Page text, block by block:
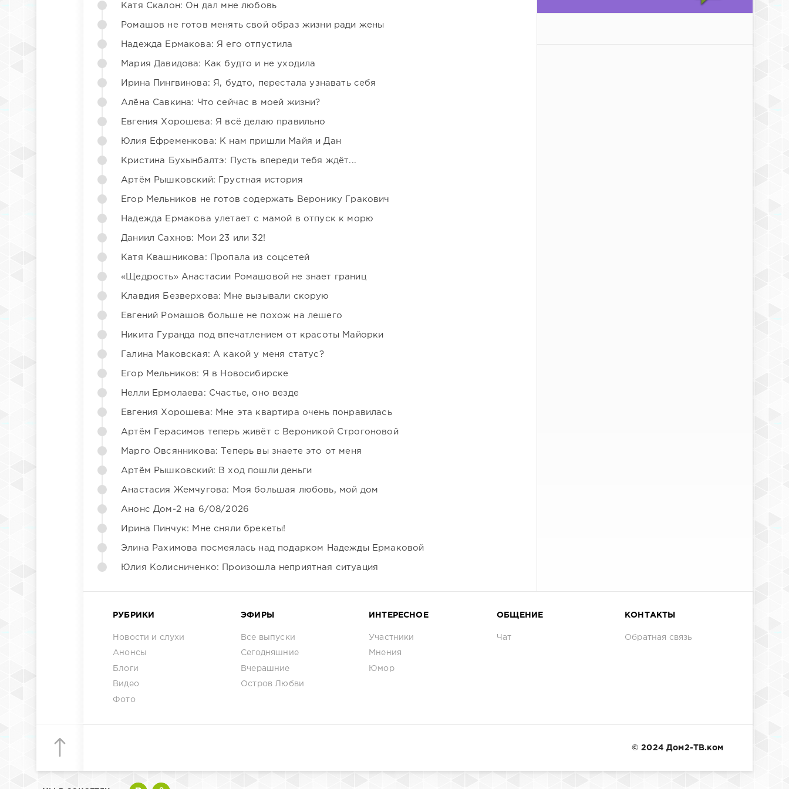
Катя Скалон: Он дал мне любовь
Ромашов не готов менять свой образ жизни ради жены
Надежда Ермакова: Я его отпустила
Мария Давидова: Как будто и не уходила
Ирина Пингвинова: Я, будто, перестала узнавать себя
Алёна Савкина: Что сейчас в моей жизни?
Евгения Хорошева: Я всё делаю правильно
Юлия Ефременкова: К нам пришли Майя и Дан
Кристина Бухынбалтэ: Пусть впереди тебя ждёт...
Артём Рышковский: Грустная история
Егор Мельников не готов содержать Веронику Гракович
Надежда Ермакова улетает с мамой в отпуск к морю
Даниил Сахнов: Мои 23 или 32!
Катя Квашникова: Пропала из соцсетей
«Щедрость» Анастасии Ромашовой не знает границ
Клавдия Безверхова: Мне вызывали скорую
Евгений Ромашов больше не похож на лешего
Никита Гуранда под впечатлением от красоты Майорки
Галина Маковская: А какой у меня статус?
Егор Мельников: Я в Новосибирске
Нелли Ермолаева: Счастье, оно везде
Евгения Хорошева: Мне эта квартира очень понравилась
Артём Герасимов теперь живёт с Вероникой Строгоновой
Марго Овсянникова: Теперь вы знаете это от меня
Артём Рышковский: В ход пошли деньги
Анастасия Жемчугова: Моя большая любовь, мой дом
Анонс Дом-2 на 6/08/2026
Ирина Пинчук: Мне сняли брекеты!
Элина Рахимова посмеялась над подарком Надежды Ермаковой
Юлия Колисниченко: Произошла неприятная ситуация
РУБРИКИ
Новости и слухи
Анонсы
Блоги
Видео
Фото
ЭФИРЫ
Все выпуски
Сегодняшние
Вчерашние
Остров Любви
ИНТЕРЕСНОЕ
Участники
Мнения
Юмор
ОБЩЕНИЕ
Чат
КОНТАКТЫ
Обратная связь
© 2024 Дом2-ТВ.ком